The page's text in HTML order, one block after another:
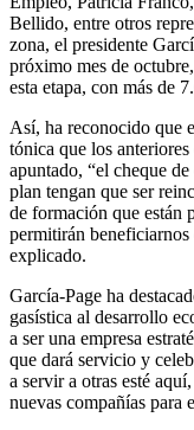
Bellido, entre otros
zona, el presidente
próximo mes de
esta etapa, con más de
Así, ha reconocido que
tónica que los
apuntado, “el cheque
plan tengan que ser
de formación que están
permitirán beneficiarnos
explicado.
García-Page ha
gasística al desarrollo
a ser una empresa
que dará servicio y
a servir a otras esté
nuevas compañías para